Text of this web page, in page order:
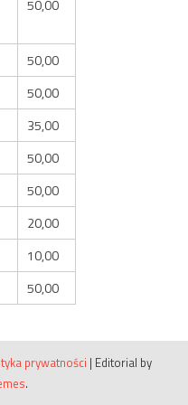
50,00
50,00
50,00
35,00
50,00
50,00
20,00
10,00
50,00
prywatności | Editorial by
.